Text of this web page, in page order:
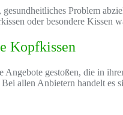
gesundheitliches Problem
oder besondere Kissen
Kopfkissen
gestoßen, die in
allen Anbietern handelt